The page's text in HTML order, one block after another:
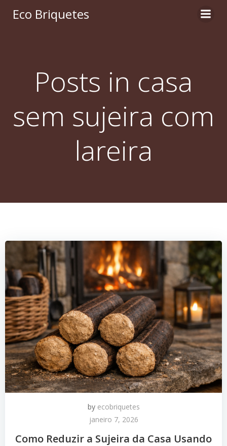
Eco Briquetes
Posts in casa
sem sujeira com
lareira
by ecobriquetes
janeiro 7, 2026
Como Reduzir a Sujeira da Casa Usando